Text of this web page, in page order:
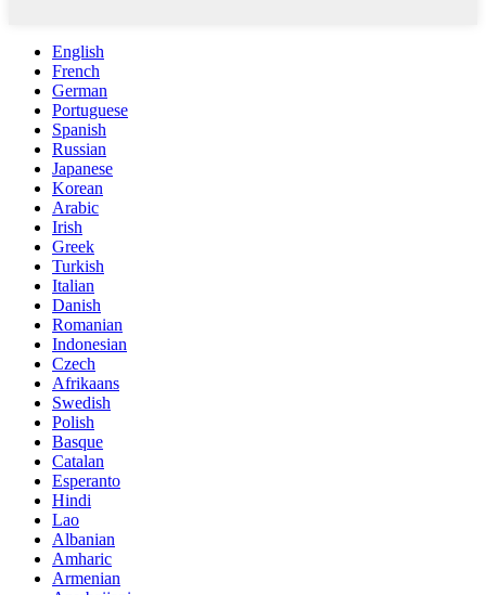
English
French
German
Portuguese
Spanish
Russian
Japanese
Korean
Arabic
Irish
Greek
Turkish
Italian
Danish
Romanian
Indonesian
Czech
Afrikaans
Swedish
Polish
Basque
Catalan
Esperanto
Hindi
Lao
Albanian
Amharic
Armenian